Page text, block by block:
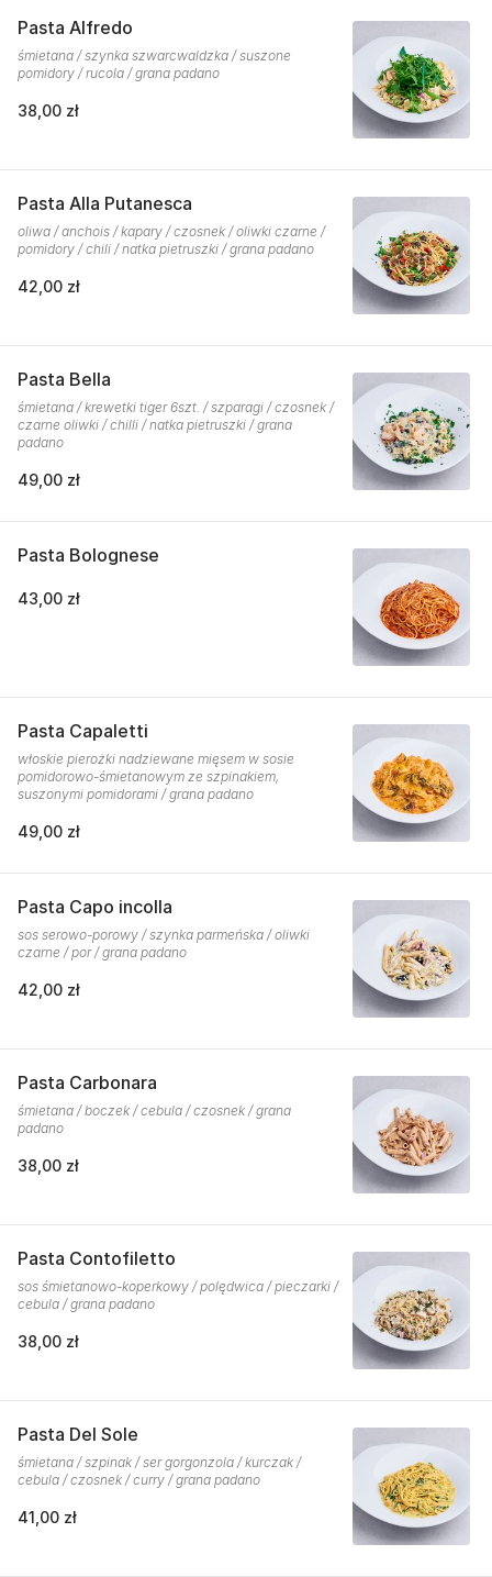
Pasta Alfredo
śmietana / szynka szwarcwaldzka / suszone
pomidory / rucola / grana padano
38,00 zł
Pasta Alla Putanesca
oliwa / anchois / kapary / czosnek / oliwki czarne /
pomidory / chili / natka pietruszki / grana padano
42,00 zł
Pasta Bella
śmietana / krewetki tiger 6szt. / szparagi / czosnek /
czarne oliwki / chilli / natka pietruszki / grana
padano
49,00 zł
Pasta Bolognese
43,00 zł
Pasta Capaletti
włoskie pierożki nadziewane mięsem w sosie
pomidorowo-śmietanowym ze szpinakiem,
suszonymi pomidorami / grana padano
49,00 zł
Pasta Capo incolla
sos serowo-porowy / szynka parmeńska / oliwki
czarne / por / grana padano
42,00 zł
Pasta Carbonara
śmietana / boczek / cebula / czosnek / grana
padano
38,00 zł
Pasta Contofiletto
sos śmietanowo-koperkowy / polędwica / pieczarki /
cebula / grana padano
38,00 zł
Pasta Del Sole
śmietana / szpinak / ser gorgonzola / kurczak /
cebula / czosnek / curry / grana padano
41,00 zł